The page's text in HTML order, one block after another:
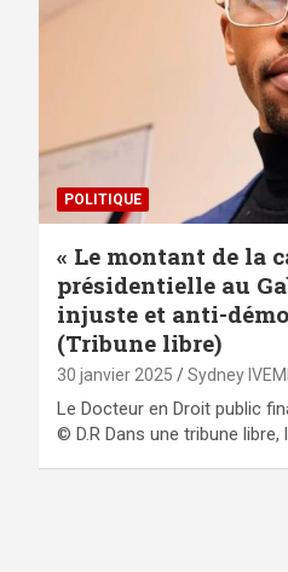
POLITIQUE
« Le montant de la
présidentielle au
injuste et anti-
(Tribune libre)
30 janvier 2025 Sydney
Le Docteur en Droit public
© D.R Dans une tribune libre,